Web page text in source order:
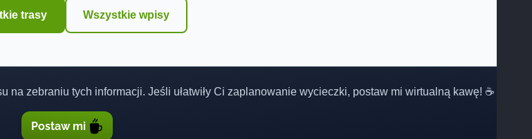
trasy Wszystkie wpisy
na zebraniu tych informacji. Jeśli ułatwiły Ci zaplanowanie wycieczki, postaw mi wirtualną kawę! ☕
Postaw mi